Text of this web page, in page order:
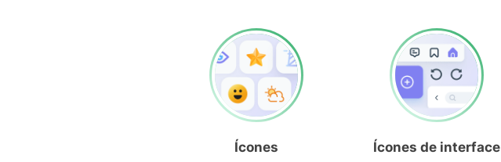
Ícones Ícones de interface